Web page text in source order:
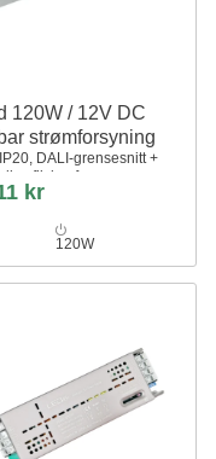
120W / 12V DC
strømforsyning
DALI-grensesnitt +
dim, flicker free
kr
120W